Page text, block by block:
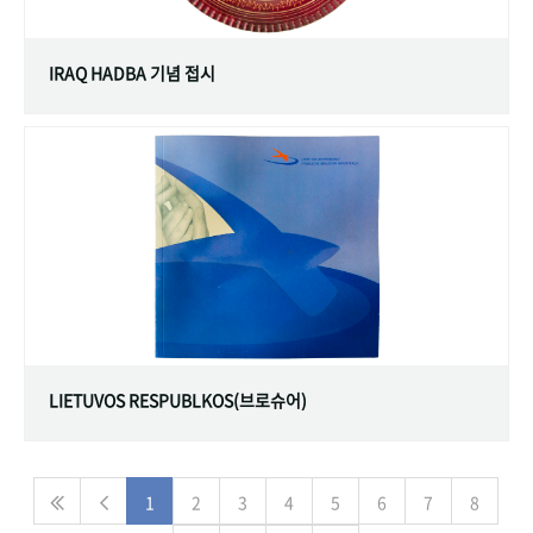
IRAQ HADBA 기념 접시
LIETUVOS RESPUBLKOS(브로슈어)
1 2 3 4 5 6 7 8